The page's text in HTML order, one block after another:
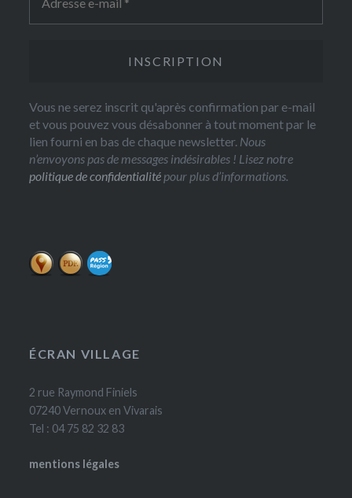
Vous ne serez inscrit qu'après confirmation par e-mail
et vous pouvez vous désabonner à tout moment par le
lien fourni en bas de chaque newsletter. Nous
n’envoyons pas de messages indésirables ! Lisez notre
politique de confidentialité pour plus d’informations.
ÉCRAN VILLAGE
2 rue Raymond Finiels
07240 Vernoux en Vivarais
Tel : 04 75 82 32 83
mentions légales